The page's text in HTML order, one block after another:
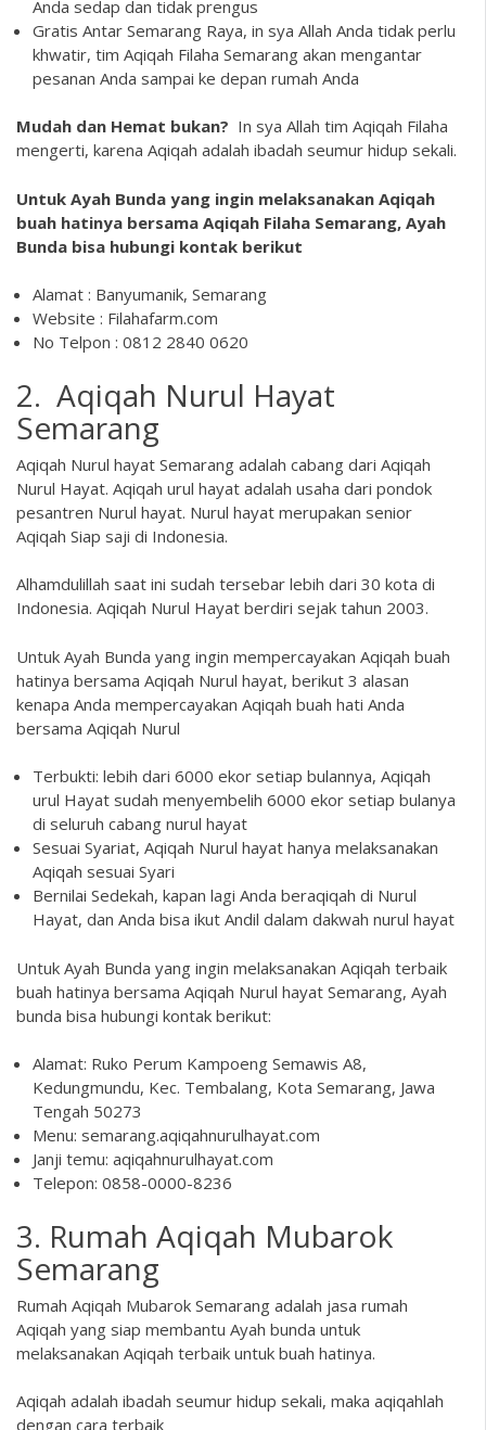
Anda sedap dan tidak prengus
Gratis Antar Semarang Raya, in sya Allah Anda tidak perlu
khwatir, tim Aqiqah Filaha Semarang akan mengantar
pesanan Anda sampai ke depan rumah Anda
Mudah dan Hemat bukan? In sya Allah tim Aqiqah Filaha
mengerti, karena Aqiqah adalah ibadah seumur hidup sekali.
Untuk Ayah Bunda yang ingin melaksanakan Aqiqah
buah hatinya bersama Aqiqah Filaha Semarang, Ayah
Bunda bisa hubungi kontak berikut
Alamat : Banyumanik, Semarang
Website : Filahafarm.com
No Telpon : 0812 2840 0620
2. Aqiqah Nurul Hayat
Semarang
Aqiqah Nurul hayat Semarang adalah cabang dari Aqiqah
Nurul Hayat. Aqiqah urul hayat adalah usaha dari pondok
pesantren Nurul hayat. Nurul hayat merupakan senior
Aqiqah Siap saji di Indonesia.
Alhamdulillah saat ini sudah tersebar lebih dari 30 kota di
Indonesia. Aqiqah Nurul Hayat berdiri sejak tahun 2003.
Untuk Ayah Bunda yang ingin mempercayakan Aqiqah buah
hatinya bersama Aqiqah Nurul hayat, berikut 3 alasan
kenapa Anda mempercayakan Aqiqah buah hati Anda
bersama Aqiqah Nurul
Terbukti: lebih dari 6000 ekor setiap bulannya, Aqiqah
urul Hayat sudah menyembelih 6000 ekor setiap bulanya
di seluruh cabang nurul hayat
Sesuai Syariat, Aqiqah Nurul hayat hanya melaksanakan
Aqiqah sesuai Syari
Bernilai Sedekah, kapan lagi Anda beraqiqah di Nurul
Hayat, dan Anda bisa ikut Andil dalam dakwah nurul hayat
Untuk Ayah Bunda yang ingin melaksanakan Aqiqah terbaik
buah hatinya bersama Aqiqah Nurul hayat Semarang, Ayah
bunda bisa hubungi kontak berikut:
Alamat: Ruko Perum Kampoeng Semawis A8,
Kedungmundu, Kec. Tembalang, Kota Semarang, Jawa
Tengah 50273
Menu: semarang.aqiqahnurulhayat.com
Janji temu: aqiqahnurulhayat.com
Telepon: 0858-0000-8236
3. Rumah Aqiqah Mubarok
Semarang
Rumah Aqiqah Mubarok Semarang adalah jasa rumah
Aqiqah yang siap membantu Ayah bunda untuk
melaksanakan Aqiqah terbaik untuk buah hatinya.
Aqiqah adalah ibadah seumur hidup sekali, maka aqiqahlah
dengan cara terbaik